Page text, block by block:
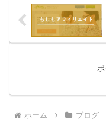
ホーム ブログ